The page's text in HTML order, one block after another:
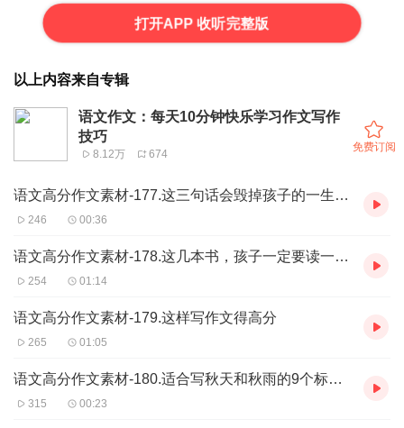
打开APP 收听完整版
以上内容来自专辑
语文作文：每天10分钟快乐学习作文写作
技巧
8.12万 674
免费订阅
语文高分作文素材-177.这三句话会毁掉孩子的一生，家长千万不要对孩子说
246 00:36
语文高分作文素材-178.这几本书，孩子一定要读一读，帮助孩子正确认知
254 01:14
语文高分作文素材-179.这样写作文得高分
265 01:05
语文高分作文素材-180.适合写秋天和秋雨的9个标题，快收藏
315 00:23